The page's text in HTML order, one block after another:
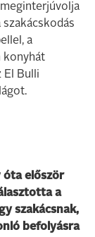
szakácskodás
a
konyhát
El Bulli
óta először
a
szakácsnak,
befolyásra